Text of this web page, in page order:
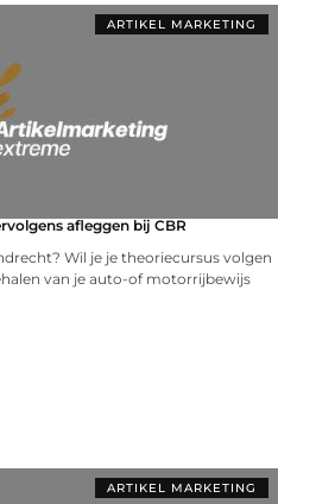
ARTIKEL MARKETING
afleggen bij CBR
Wil je je theoriecursus volgen
van je auto-of motorrijbewijs
ARTIKEL MARKETING